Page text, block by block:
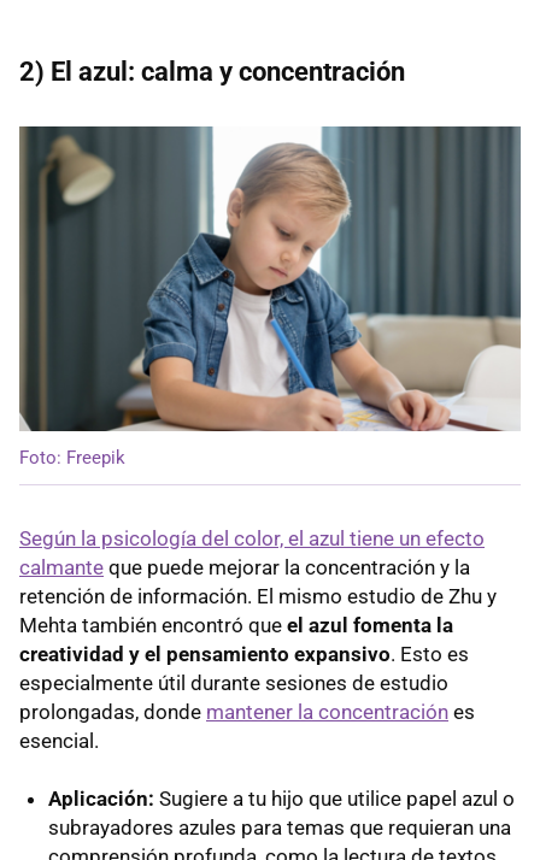
2) El azul: calma y concentración
Foto: Freepik
Según la psicología del color, el azul tiene un efecto
calmante que puede mejorar la concentración y la
retención de información. El mismo estudio de Zhu y
Mehta también encontró que el azul fomenta la
creatividad y el pensamiento expansivo. Esto es
especialmente útil durante sesiones de estudio
prolongadas, donde mantener la concentración es
esencial.
Aplicación: Sugiere a tu hijo que utilice papel azul o
subrayadores azules para temas que requieran una